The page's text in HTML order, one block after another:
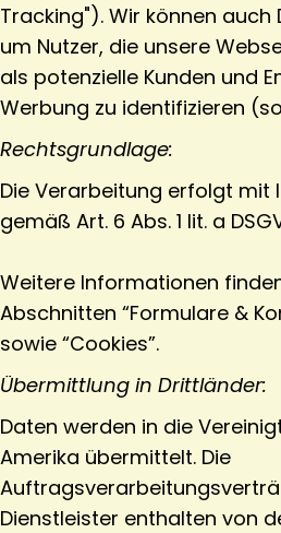
Tracking"). Wir können auch
um Nutzer, die unsere
als potenzielle Kunden und
Werbung zu identifizieren
Rechtsgrundlage:
Die Verarbeitung erfolgt mit
gemäß Art. 6 Abs. 1 lit. a
Weitere Informationen
Abschnitten “Formulare &
sowie “Cookies”.
Übermittlung in Drittländer:
Daten werden in die
Amerika übermittelt. Die
Dienstleister enthalten von